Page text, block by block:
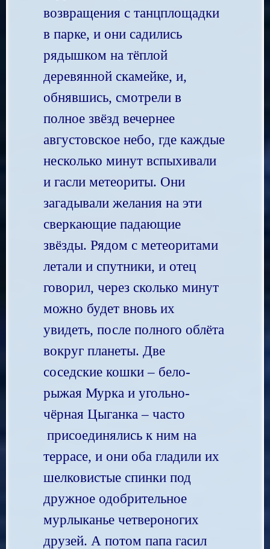
возвращения с танцплощадки
в парке, и они садились
рядышком на тёплой
деревянной скамейке, и,
обнявшись, смотрели в
полное звёзд вечернее
августовское небо, где каждые
несколько минут вспыхивали
и гасли метеориты. Они
загадывали желания на эти
сверкающие падающие
звёзды. Рядом с метеоритами
летали и спутники, и отец
говорил, через сколько минут
можно будет вновь их
увидеть, после полного облёта
вокруг планеты. Две
соседские кошки – бело-
рыжая Мурка и угольно-
чёрная Цыганка – часто
присоединялись к ним на
террасе, и они оба гладили их
шелковистые спинки под
дружное одобрительное
мурлыканье четвероногих
друзей. А потом папа гасил